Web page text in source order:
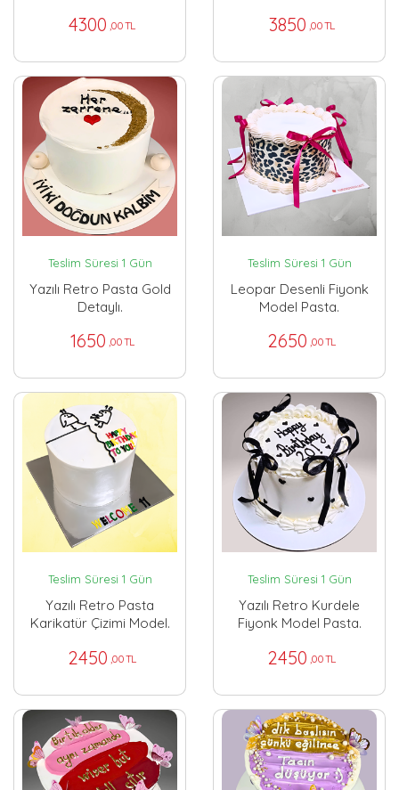
4300 ,00 TL 3850 ,00 TL
Teslim Süresi 1 Gün
Yazılı Retro Pasta Gold
Detaylı.
1650 ,00 TL
Teslim Süresi 1 Gün
Leopar Desenli Fiyonk
Model Pasta.
2650 ,00 TL
Teslim Süresi 1 Gün
Yazılı Retro Pasta
Karikatür Çizimi Model.
2450 ,00 TL
Teslim Süresi 1 Gün
Yazılı Retro Kurdele
Fiyonk Model Pasta.
2450 ,00 TL